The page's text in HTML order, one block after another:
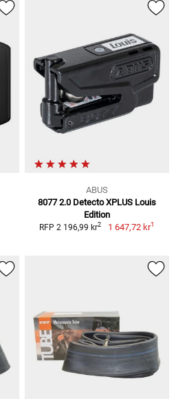
ABUS
8077 2.0 Detecto XPLUS Louis
Edition
RFP 2 196,99 kr2 1 647,72 kr1